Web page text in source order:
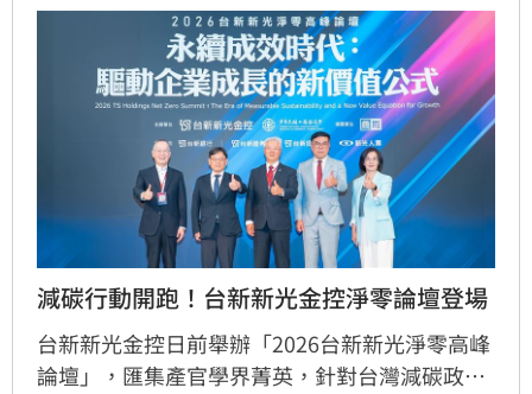
減碳行動開跑！台新新光金控淨零論壇登場
台新新光金控日前舉辦「2026台新新光淨零高峰
論壇」，匯集產官學界菁英，針對台灣減碳政